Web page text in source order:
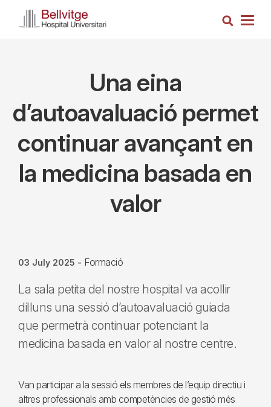
Search
Una eina
d’autoavaluació permet
continuar avançant en
la medicina basada en
valor
03 July 2025 - Formació
La sala petita del nostre hospital va acollir
dilluns una sessió d’autoavaluació guiada
que permetrà continuar potenciant la
medicina basada en valor al nostre centre.
Van participar a la sessió els membres de l’equip directiu i
altres professionals amb competències de gestió més